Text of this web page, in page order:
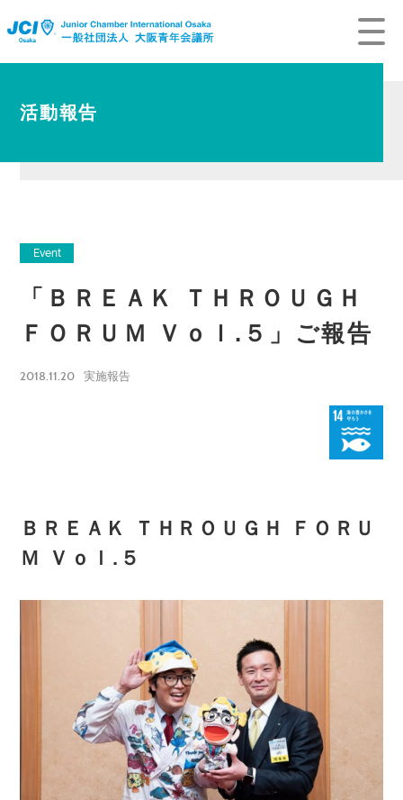
活動報告
Event
「ＢＲＥＡＫ ＴＨＲＯＵＧＨ
ＦＯＲＵＭ Ｖｏｌ.５」ご報告
2018.11.20 実施報告
ＢＲＥＡＫ ＴＨＲＯＵＧＨ ＦＯＲＵ
Ｍ Ｖｏｌ.５